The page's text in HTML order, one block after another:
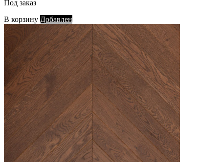
Под заказ
В корзину Добавлен